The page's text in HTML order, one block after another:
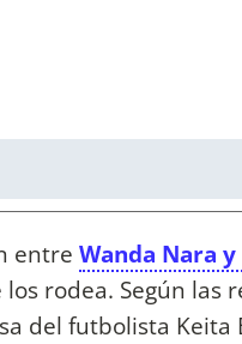
entre Wanda Nara
rodea. Según las
del futbolista Keita